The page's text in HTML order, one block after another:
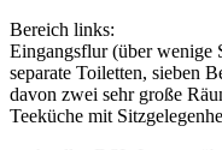
Bereich links:
Eingangsflur (über wenige
separate Toiletten, sieben
davon zwei sehr große
Teeküche mit